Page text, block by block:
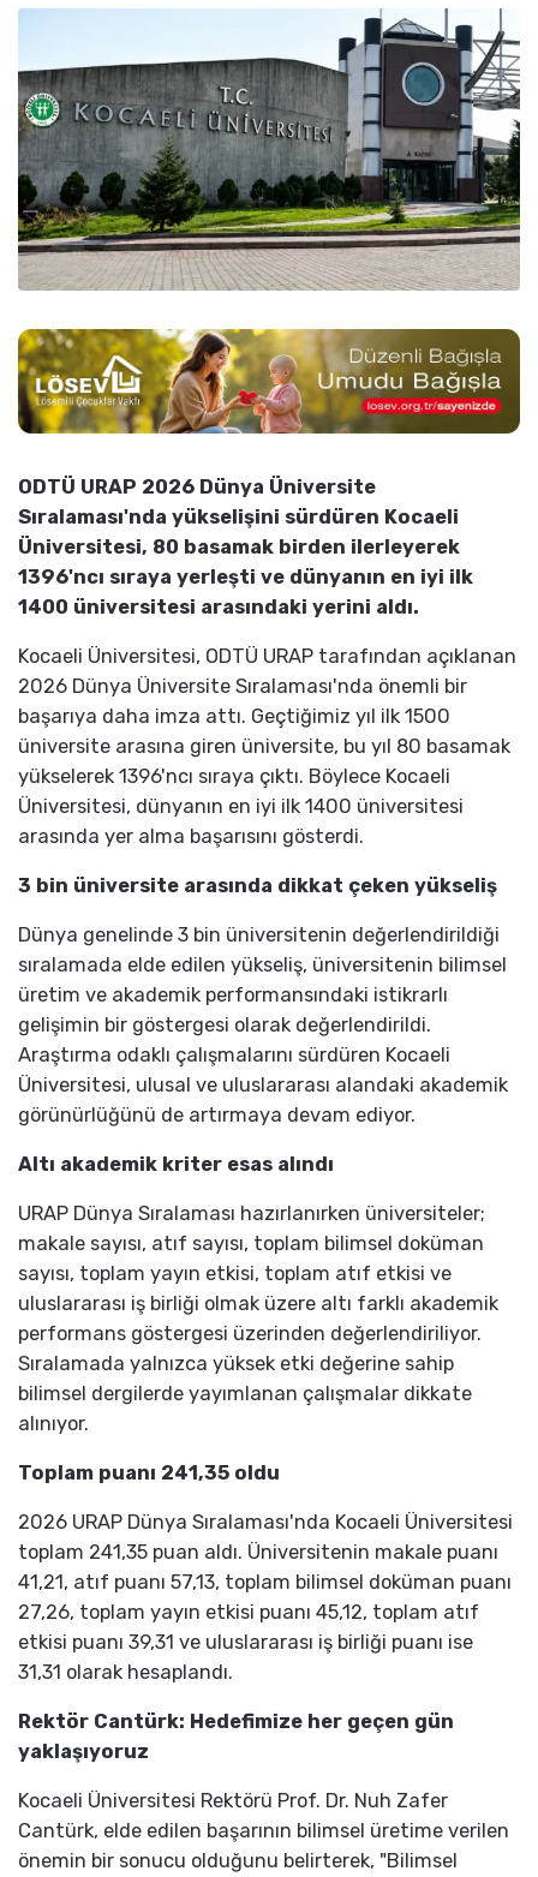
ODTÜ URAP 2026 Dünya Üniversite
Sıralaması'nda yükselişini sürdüren Kocaeli
Üniversitesi, 80 basamak birden ilerleyerek
1396'ncı sıraya yerleşti ve dünyanın en iyi ilk
1400 üniversitesi arasındaki yerini aldı.
Kocaeli Üniversitesi, ODTÜ URAP tarafından açıklanan
2026 Dünya Üniversite Sıralaması'nda önemli bir
başarıya daha imza attı. Geçtiğimiz yıl ilk 1500
üniversite arasına giren üniversite, bu yıl 80 basamak
yükselerek 1396'ncı sıraya çıktı. Böylece Kocaeli
Üniversitesi, dünyanın en iyi ilk 1400 üniversitesi
arasında yer alma başarısını gösterdi.
3 bin üniversite arasında dikkat çeken yükseliş
Dünya genelinde 3 bin üniversitenin değerlendirildiği
sıralamada elde edilen yükseliş, üniversitenin bilimsel
üretim ve akademik performansındaki istikrarlı
gelişimin bir göstergesi olarak değerlendirildi.
Araştırma odaklı çalışmalarını sürdüren Kocaeli
Üniversitesi, ulusal ve uluslararası alandaki akademik
görünürlüğünü de artırmaya devam ediyor.
Altı akademik kriter esas alındı
URAP Dünya Sıralaması hazırlanırken üniversiteler;
makale sayısı, atıf sayısı, toplam bilimsel doküman
sayısı, toplam yayın etkisi, toplam atıf etkisi ve
uluslararası iş birliği olmak üzere altı farklı akademik
performans göstergesi üzerinden değerlendiriliyor.
Sıralamada yalnızca yüksek etki değerine sahip
bilimsel dergilerde yayımlanan çalışmalar dikkate
alınıyor.
Toplam puanı 241,35 oldu
2026 URAP Dünya Sıralaması'nda Kocaeli Üniversitesi
toplam 241,35 puan aldı. Üniversitenin makale puanı
41,21, atıf puanı 57,13, toplam bilimsel doküman puanı
27,26, toplam yayın etkisi puanı 45,12, toplam atıf
etkisi puanı 39,31 ve uluslararası iş birliği puanı ise
31,31 olarak hesaplandı.
Rektör Cantürk: Hedefimize her geçen gün
yaklaşıyoruz
Kocaeli Üniversitesi Rektörü Prof. Dr. Nuh Zafer
Cantürk, elde edilen başarının bilimsel üretime verilen
önemin bir sonucu olduğunu belirterek, "Bilimsel